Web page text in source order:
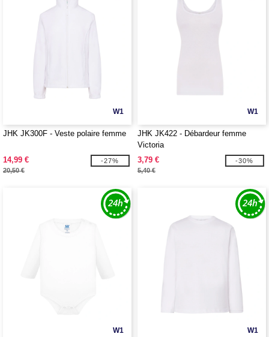
W1
JHK JK300F - Veste polaire femme
14,99 €
20,50 €
-27%
W1
JHK JK422 - Débardeur femme
Victoria
3,79 €
5,40 €
-30%
W1 W1